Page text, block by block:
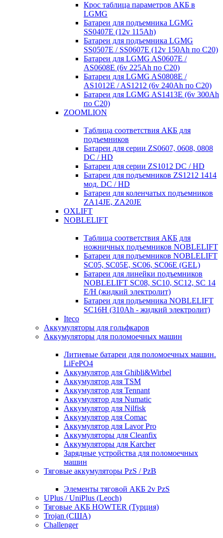
Крос таблица параметров АКБ в
LGMG
Батареи для подъемника LGMG
SS0407E (12v 115Ah)
Батареи для подъемника LGMG
SS0507E / SS0607E (12v 150Ah по С20)
Батареи для LGMG AS0607E /
AS0608E (6v 225Ah по С20)
Батареи для LGMG AS0808E /
AS1012E / AS1212 (6v 240Ah по С20)
Батареи для LGMG AS1413E (6v 300Ah
по С20)
ZOOMLION
Таблица соответствия АКБ для
подъемников
Батареи для серии ZS0607, 0608, 0808
DC / HD
Батареи для серии ZS1012 DC / HD
Батареи для подъемников ZS1212 1414
мод. DC / HD
Батареи для коленчатых подъемников
ZA14JE, ZA20JE
OXLIFT
NOBLELIFT
Таблица соответствия АКБ для
ножничных подъемников NOBLELIFT
Батареи для подъемников NOBLELIFT
SC05, SC05E, SC06, SC06E (GEL)
Батареи для линейки подъемников
NOBLELIFT SC08, SC10, SC12, SC 14
E/H (жидкий электролит)
Батареи для подъемника NOBLELIFT
SC16H (310Ah - жидкий электролит)
Iteco
Аккумуляторы для гольфкаров
Аккумуляторы для поломоечных машин
Литиевые батареи для поломоечных машин.
LiFePO4
Аккумулятор для Ghibli&Wirbel
Аккумулятор для TSM
Аккумулятор для Tennant
Аккумулятор для Numatic
Аккумулятор для Nilfisk
Аккумулятор для Comac
Аккумулятор для Lavor Pro
Аккумуляторы для Cleanfix
Аккумуляторы для Karcher
Зарядные устройства для поломоечных
машин
Тяговые аккумуляторы PzS / PzB
Элементы тяговой АКБ 2v PzS
UPlus / UniPlus (Leoch)
Тяговые АКБ HOWTER (Турция)
Trojan (США)
Challenger